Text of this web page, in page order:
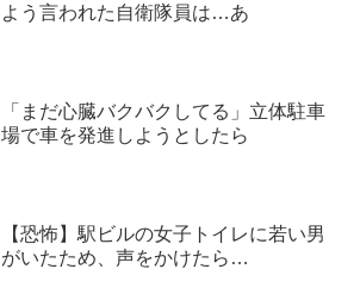
よう言われた自衛隊員は…あ
「まだ心臓バクバクしてる」立体駐車
場で車を発進しようとしたら
【恐怖】駅ビルの女子トイレに若い男
がいたため、声をかけたら…